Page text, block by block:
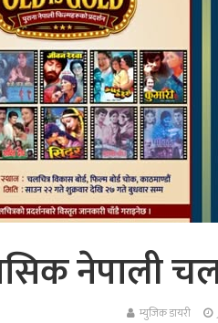
नेपाली
म्युजिक डायरी